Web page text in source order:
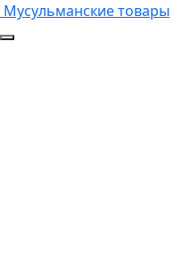
Мусульманские товары